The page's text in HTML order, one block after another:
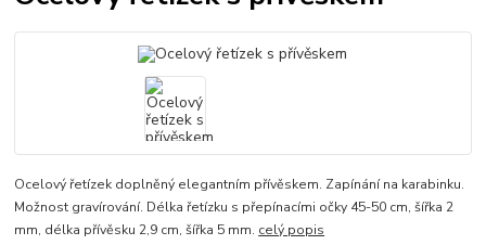
Ocelový řetízek doplněný elegantním přívěskem. Zapínání na karabinku.
Možnost gravírování. Délka řetízku s přepínacími očky 45-50 cm, šířka 2
mm, délka přívěsku 2,9 cm, šířka 5 mm. celý popis